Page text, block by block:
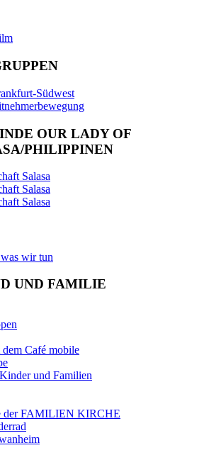
Südwest
OUR LADY OF
PHILIPPINEN
Salasa
Salasa
Salasa
wir tun
UND FAMILIE
Café mobile
und Familien
der FAMILIEN KIRCHE